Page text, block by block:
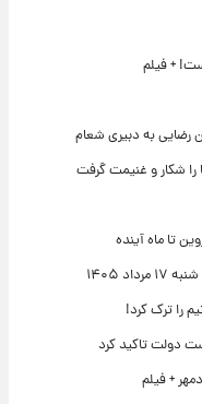
+ فیلم
رضایی به دبیری شعام
را شکار و غنیمت گرفت
تا ماه آینده
۱۴۰۵
را ترک کرد!
دولت تاکید کرد
+ فیلم